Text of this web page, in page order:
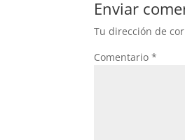
Enviar
Tu dirección de
Comentario*